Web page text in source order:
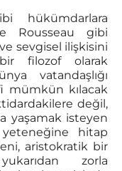
hükümdarlara
Rousseau gibi
sevgisel ilişkisini
filozof olarak
vatandaşlığı
mümkün kılacak
değil,
yaşamak isteyen
yeteneğine hitap
aristokratik bir
zorla